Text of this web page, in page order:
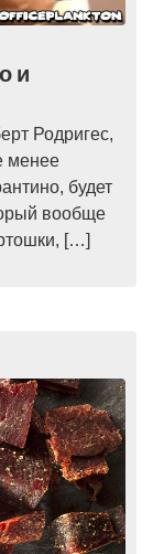
и
Родригес,
менее
будет
вообще
[…]